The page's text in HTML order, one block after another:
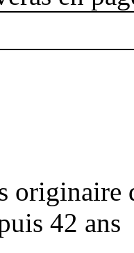
originaire
42 ans